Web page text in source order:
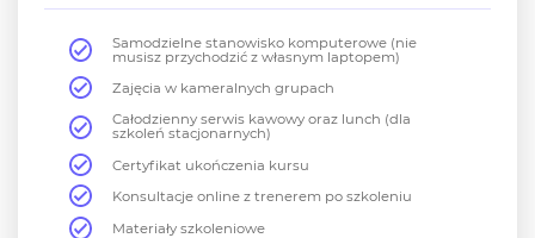
Samodzielne stanowisko komputerowe (nie
musisz przychodzić z własnym laptopem)
Zajęcia w kameralnych grupach
Całodzienny serwis kawowy oraz lunch (dla
szkoleń stacjonarnych)
Certyfikat ukończenia kursu
Konsultacje online z trenerem po szkoleniu
Materiały szkoleniowe